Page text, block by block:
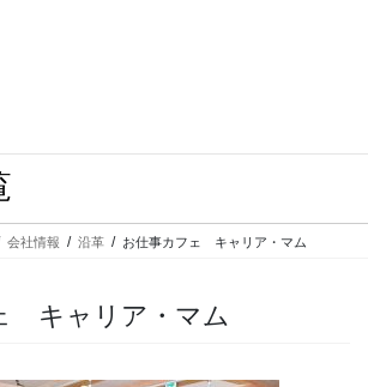
会社情報 沿革 お仕事カフェ キャリア・マム
ェ キャリア・マム